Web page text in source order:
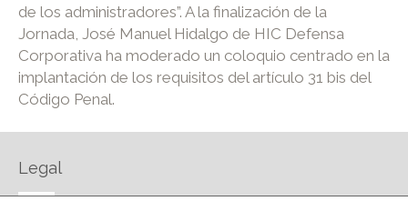
de los administradores”. A la finalización de la
Jornada, José Manuel Hidalgo de HIC Defensa
Corporativa ha moderado un coloquio centrado en la
implantación de los requisitos del artículo 31 bis del
Código Penal.
Legal